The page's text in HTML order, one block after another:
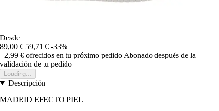
Desde
89,00 € 59,71 € -33%
+2,99 € ofrecidos en tu próximo pedido Abonado después de la
validación de tu pedido
Loading...
Descripción
MADRID EFECTO PIEL